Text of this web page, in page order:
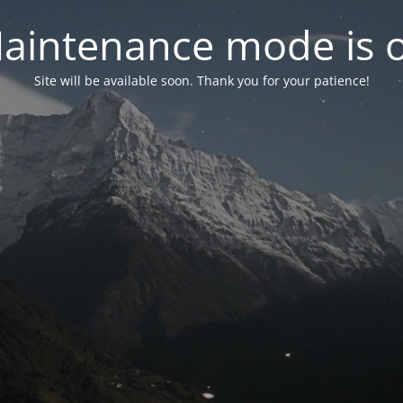
mode is
Site will be available soon. Thank you for your patience!